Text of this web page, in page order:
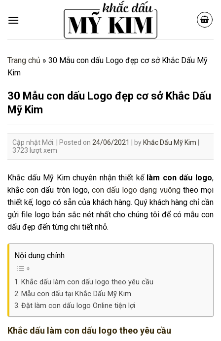
Trang chủ » 30 Mẫu con dấu Logo đẹp cơ sở Khắc Dấu Mỹ
Kim
30 Mẫu con dấu Logo đẹp cơ sở Khắc Dấu
Mỹ Kim
Cập nhật Mới: | Posted on 24/06/2021 by Khắc Dấu Mỹ Kim
3723 lượt xem
Khắc dấu Mỹ Kim chuyên nhận thiết kế làm con dấu logo,
khắc con dấu tròn logo, con dấu logo dạng vuôngtheo mọi
thiết kế, logo có sẵn của khách hàng. Quý khách hàng chỉ cần
gửi file logo bản sắc nét nhất cho chúng tôi để có mẫu con
dấu đẹp đến từng chi tiết nhỏ.
Nội dung chính
Khắc dấu làm con dấu logo theo yêu cầu
Mẫu con dấu tại Khắc Dấu Mỹ Kim
Đặt làm con dấu logo Online tiện lợi
Khắc dấu làm con dấu logo theo yêu cầu